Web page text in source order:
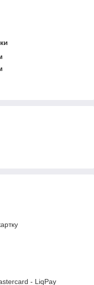
- LiqPay